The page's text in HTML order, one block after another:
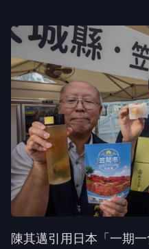
陳其邁引用日本「一期